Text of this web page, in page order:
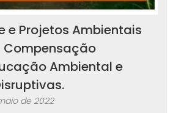
e Projetos Ambientais
Ambiental e
de 2022